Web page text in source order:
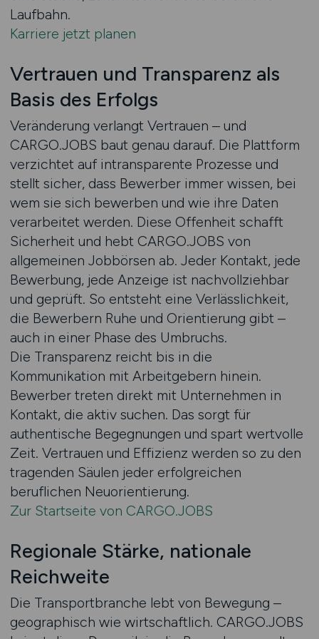
Laufbahn.
Karriere jetzt planen
Vertrauen und Transparenz als
Basis des Erfolgs
Veränderung verlangt Vertrauen – und
CARGO.JOBS baut genau darauf. Die Plattform
verzichtet auf intransparente Prozesse und
stellt sicher, dass Bewerber immer wissen, bei
wem sie sich bewerben und wie ihre Daten
verarbeitet werden. Diese Offenheit schafft
Sicherheit und hebt CARGO.JOBS von
allgemeinen Jobbörsen ab. Jeder Kontakt, jede
Bewerbung, jede Anzeige ist nachvollziehbar
und geprüft. So entsteht eine Verlässlichkeit,
die Bewerbern Ruhe und Orientierung gibt –
auch in einer Phase des Umbruchs.
Die Transparenz reicht bis in die
Kommunikation mit Arbeitgebern hinein.
Bewerber treten direkt mit Unternehmen in
Kontakt, die aktiv suchen. Das sorgt für
authentische Begegnungen und spart wertvolle
Zeit. Vertrauen und Effizienz werden so zu den
tragenden Säulen jeder erfolgreichen
beruflichen Neuorientierung.
Zur Startseite von CARGO.JOBS
Regionale Stärke, nationale
Reichweite
Die Transportbranche lebt von Bewegung –
geographisch wie wirtschaftlich. CARGO.JOBS